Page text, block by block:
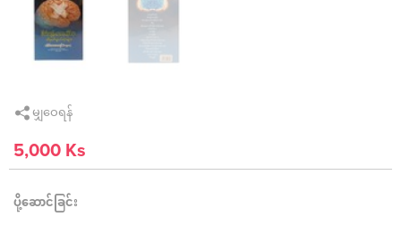
မျှဝေရန်
5,000 Ks
ပို့ဆောင်ခြင်း